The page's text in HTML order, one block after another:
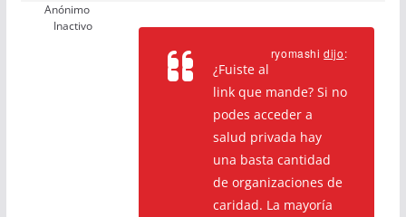
Anónimo
Inactivo
ryomashidijo:
¿Fuiste al
link que mande? Si no
podes acceder a
salud privada hay
una basta cantidad
de organizaciones de
caridad. La mayoría